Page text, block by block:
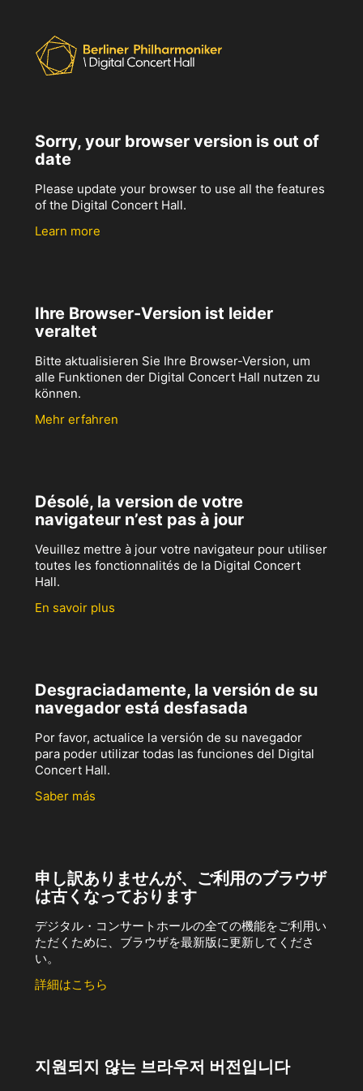
Sorry, your browser version is out of
date
Please update your browser to use all the features
of the Digital Concert Hall.
Learn more
Ihre Browser-Version ist leider
veraltet
Bitte aktualisieren Sie Ihre Browser-Version, um
alle Funktionen der Digital Concert Hall nutzen zu
können.
Mehr erfahren
Désolé, la version de votre
navigateur n’est pas à jour
Veuillez mettre à jour votre navigateur pour utiliser
toutes les fonctionnalités de la Digital Concert
Hall.
En savoir plus
Desgraciadamente, la versión de su
navegador está desfasada
Por favor, actualice la versión de su navegador
para poder utilizar todas las funciones del Digital
Concert Hall.
Saber más
申し訳ありませんが、ご利用のブラウザ
は古くなっております
デジタル・コンサートホールの全ての機能をご利用い
ただくために、ブラウザを最新版に更新してくださ
い。
詳細はこちら
지원되지 않는 브라우저 버전입니다